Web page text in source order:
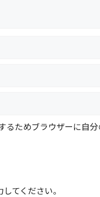
るためブラウザーに自
てください。